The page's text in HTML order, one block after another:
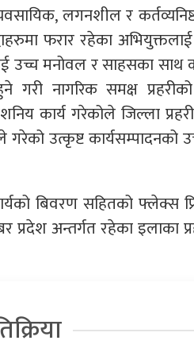
लगनशील र
फरार रहेका अभियुक्तलाई
उच्च मनोवल र साहसका साथ
गरी नागरिक समक्ष
कार्य गरेकोले जिल्ला
गरेको उत्कृष्ट
बिवरण सहितको फ्लेक्स
प्रदेश अन्तर्गत रहेका इलाका